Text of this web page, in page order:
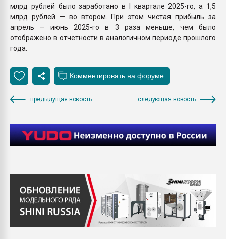
млрд рублей было заработано в I квартале 2025-го, а 1,5
млрд рублей — во втором. При этом чистая прибыль за
апрель – июнь 2025-го в 3 раза меньше, чем было
отображено в отчетности в аналогичном периоде прошлого
года.
предыдущая новость следующая новость